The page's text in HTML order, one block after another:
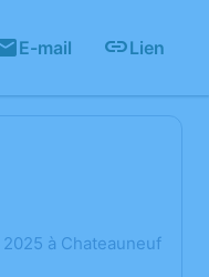
E-mail Lien
à Chateauneuf